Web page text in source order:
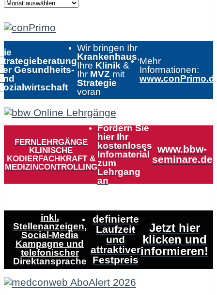
Gesundheits-
Wir bringen Ihr
Krankenhaus,
Ihre Klinik &
Ihr MVZ mit
Strategie
voran
Mehr
Informationen:
FERNLEHRGÄNGE
KLINISCHE
KODIERFACHKRAFT &
MEDIZINCONTROLLING
Fordern Sie
hier Ihr
kostenloses
Infomaterial
zum
Lehrgang
an
www.bbw-
seminare.de
inkl.
Stellenanzeigen,
Social-Media
Kampagne und
telefonischer
Direktansprache
definierte
Laufzeit
und
attraktiver
Festpreis
Jetzt hier
klicken und
informieren!